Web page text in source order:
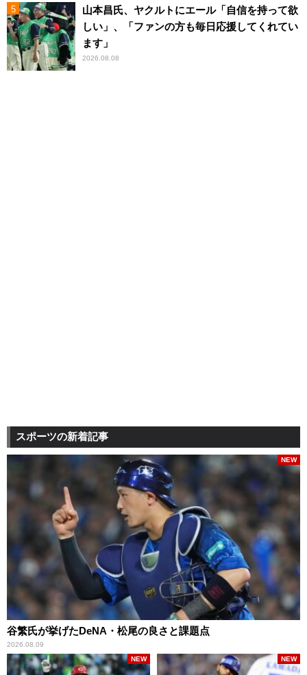
山本昌氏、ヤクルトにエール「自信を持って欲
しい」、「ファンの方も毎日応援してくれてい
ます」
2026.08.08
スポーツの新着記事
谷繁氏が挙げたDeNA・松尾の良さと課題点
2026.08.09
NEW
NEW NEW